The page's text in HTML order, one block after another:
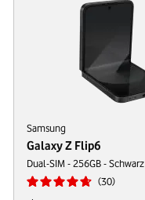
Samsung
Galaxy Z Flip6
Dual-SIM - 256GB - Schwarz
30